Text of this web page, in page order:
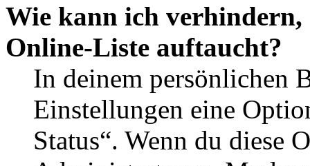
Wie kann ich verhindern,
Online-Liste auftaucht?
In deinem persönlichen
Einstellungen eine
Status“. Wenn du diese